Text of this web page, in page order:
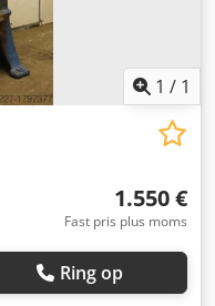
1 / 1
1.550 €
Fast pris plus moms
Ring op